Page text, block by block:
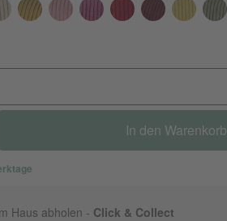
In den Warenkorb
Haus abholen - Click & Collect